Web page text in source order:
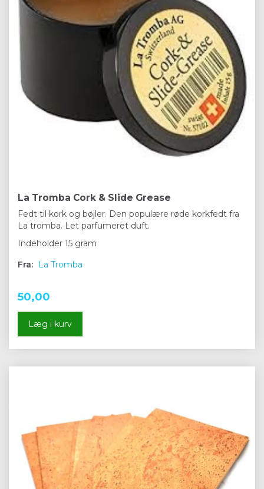
La Tromba Cork & Slide Grease
Fedt til kork og bøjler. Den populære røde korkfedt fra
La tromba. Let parfumeret duft.
Indeholder 15 gram
Fra: La Tromba
50,00
Læg i kurv